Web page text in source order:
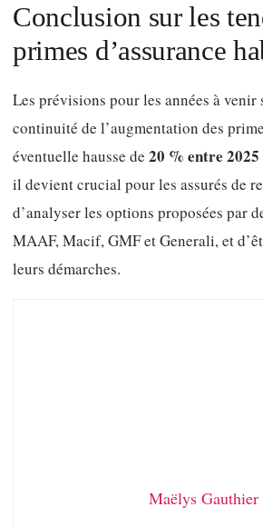
Conclusion sur les
primes d’assurance
Les prévisions pour les années à venir
continuité de l’augmentation des
éventuelle hausse de 20 % entre 2025
il devient crucial pour les assurés de
d’analyser les options proposées par
MAAF, Macif, GMF et Generali, et
leurs démarches.
Maëlys Gauthier